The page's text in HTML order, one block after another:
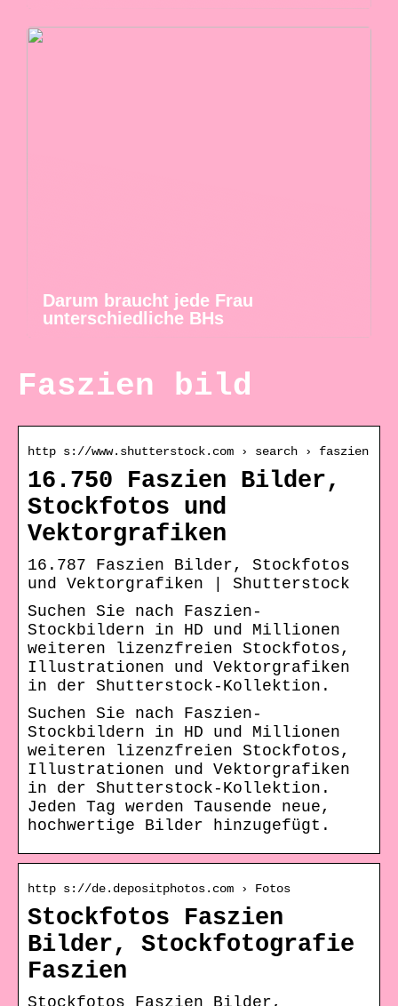
Darum braucht jede Frau
unterschiedliche BHs
Faszien bild
http s://www.shutterstock.com › search › faszien
16.750 Faszien Bilder,
Stockfotos und
Vektorgrafiken
16.787 Faszien Bilder, Stockfotos
und Vektorgrafiken | Shutterstock
Suchen Sie nach Faszien-
Stockbildern in HD und Millionen
weiteren lizenzfreien Stockfotos,
Illustrationen und Vektorgrafiken
in der Shutterstock-Kollektion.
Suchen Sie nach Faszien-
Stockbildern in HD und Millionen
weiteren lizenzfreien Stockfotos,
Illustrationen und Vektorgrafiken
in der Shutterstock-Kollektion.
Jeden Tag werden Tausende neue,
hochwertige Bilder hinzugefügt.
http s://de.depositphotos.com › Fotos
Stockfotos Faszien
Bilder, Stockfotografie
Faszien